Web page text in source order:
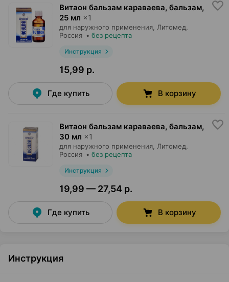
Витаон бальзам караваева, бальзам,
25 мл ×1
для наружного применения, Литомед
Россия • без рецепта
Инструкция
15,99 р.
Где купить В корзину
Витаон бальзам караваева, бальзам,
30 мл ×1
для наружного применения, Литомед
Россия • без рецепта
Инструкция
19,99 — 27,54 р.
Где купить В корзину
Инструкция